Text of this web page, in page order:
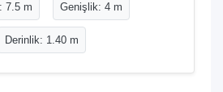
7.5 m Genişlik: 4 m
Derinlik: 1.40 m